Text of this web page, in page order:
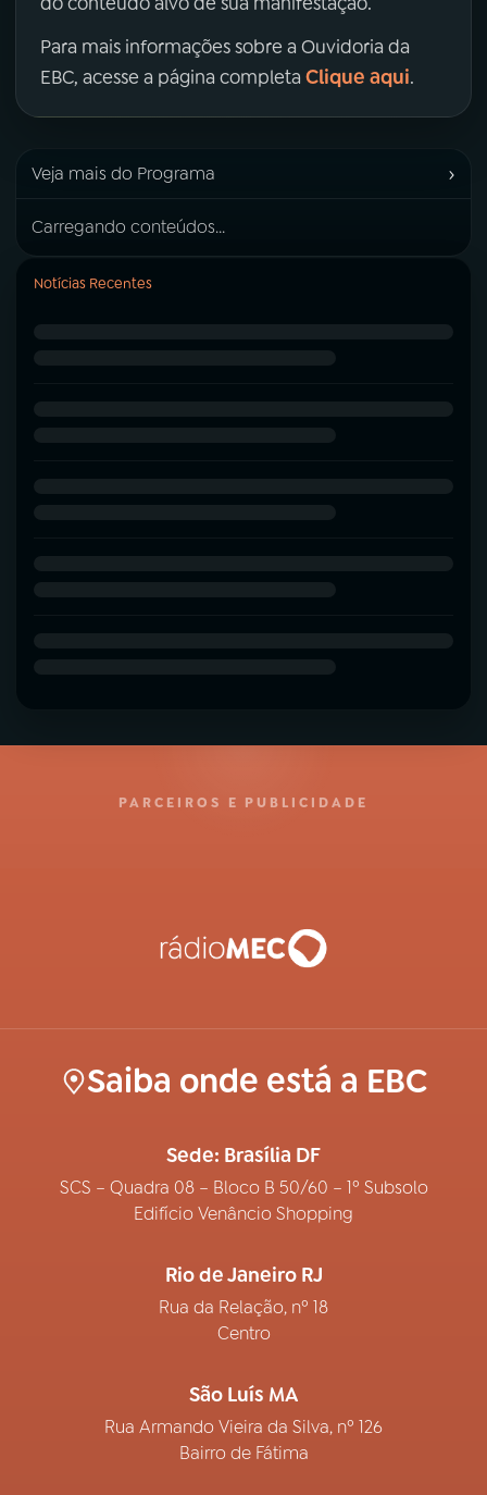
Para mais informações sobre a Ouvidoria da
EBC, acesse a página completa Clique aqui.
Veja mais do Programa ›
Carregando conteúdos...
Notícias Recentes
PARCEIROS E PUBLICIDADE
Saiba onde está a EBC
Sede: Brasília DF
SCS – Quadra 08 – Bloco B 50/60 – 1º Subsolo
Edifício Venâncio Shopping
Rio de Janeiro RJ
Rua da Relação, nº 18
Centro
São Luís MA
Rua Armando Vieira da Silva, nº 126
Bairro de Fátima